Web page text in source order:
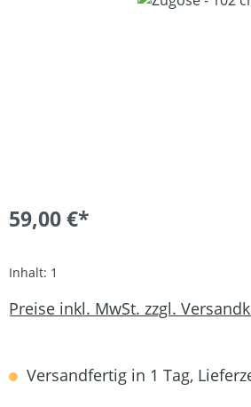
59,00 €*
Inhalt: 1
Preise inkl. MwSt. zzgl.
Versandfertig in 1 Tag,